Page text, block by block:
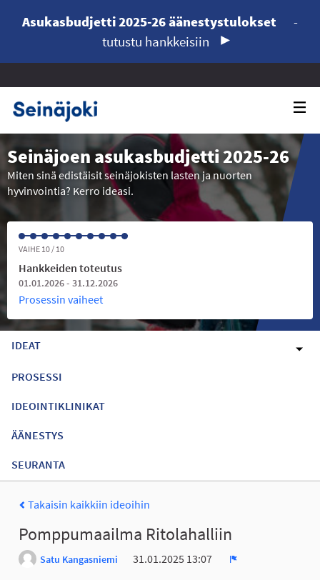
Asukasbudjetti 2025-26 äänestystulokset
-
tutustu hankkeisiin
Seinäjoen asukasbudjetti 2025-26
Miten sinä edistäisit seinäjokisten lasten ja nuorten
hyvinvointia? Kerro ideasi.
VAIHE 10 / 10
Hankkeiden toteutus
01.01.2026 - 31.12.2026
Prosessin vaiheet
IDEAT
PROSESSI
IDEOINTIKLINIKAT
ÄÄNESTYS
SEURANTA
Takaisin kaikkiin ideoihin
Pomppumaailma Ritolahalliin
Satu Kangasniemi
31.01.2025 13:07